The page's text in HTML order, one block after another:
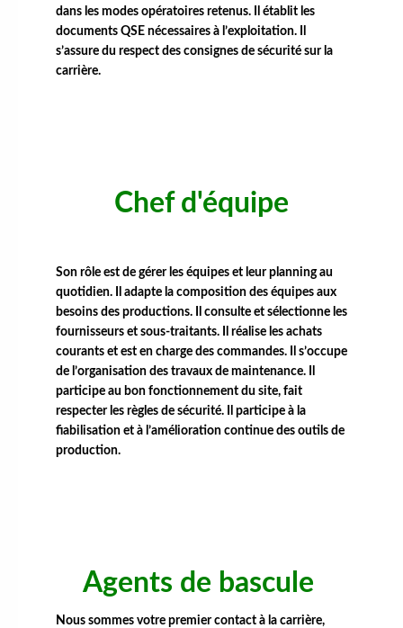
dans les modes opératoires retenus. Il établit les
documents QSE nécessaires à l’exploitation. Il
s’assure du respect des consignes de sécurité sur la
carrière.
Chef d'équipe
Son rôle est de gérer les équipes et leur planning au
quotidien. Il adapte la composition des équipes aux
besoins des productions. Il consulte et sélectionne les
fournisseurs et sous-traitants. Il réalise les achats
courants et est en charge des commandes. Il s’occupe
de l’organisation des travaux de maintenance. Il
participe au bon fonctionnement du site, fait
respecter les règles de sécurité. Il participe à la
fiabilisation et à l’amélioration continue des outils de
production.
Agents de bascule
Nous sommes votre premier contact à la carrière,